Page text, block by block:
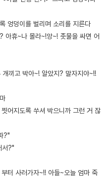
엉덩이를 벌리며 소리를 지른다
아휴~나 몰라~!앙~! 좃물을 싸면 어
끼고 박아~! 알았지? 말자지야~!!
어지도록 쑤셔 박으니까 그런 거 잖
?"
서?"
터 사러가자~!! 아들~오늘 엄마 죽